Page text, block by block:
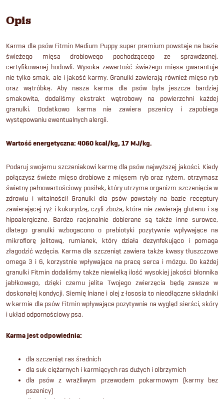
Opis
Karma dla psów Fitmin Medium Puppy super premium powstaje na bazie
świeżego mięsa drobiowego pochodzącego ze sprawdzonej,
certyfikowanej hodowli. Wysoka zawartość świeżego mięsa gwarantuje
nie tylko smak, ale i jakość karmy. Granulki zawierają również mięso ryb
oraz wątróbkę. Aby nasza karma dla psów była jeszcze bardziej
smakowita, dodaliśmy ekstrakt wątrobowy na powierzchni każdej
granulki. Dodatkowo karma nie zawiera pszenicy i zapobiega
występowaniu ewentualnych alergii.
Wartość energetyczna: 4060 kcal/kg, 17 MJ/kg.
Podaruj swojemu szczeniakowi karmę dla psów najwyższej jakości. Kiedy
połączysz świeże mięso drobiowe z mięsem ryb oraz ryżem, otrzymasz
świetny pełnowartościowy posiłek, który utrzyma organizm szczenięcia w
zdrowiu i witalności! Granulki dla psów powstały na bazie receptury
zawierającej ryż i kukurydzę, czyli zboża, które nie zawierają glutenu i są
hipoalergiczne. Bardzo racjonalnie dobierane są także inne surowce,
dlatego granulki wzbogacono o prebiotyki pozytywnie wpływające na
mikroflorę jelitową, rumianek, który działa dezynfekująco i pomaga
złagodzić wzdęcia. Karma dla szczeniąt zawiera także kwasy tłuszczowe
omega 3 i 6, korzystnie wpływające na pracę serca i mózgu. Do każdej
granulki Fitmin dodaliśmy także niewielką ilość wysokiej jakości błonnika
jabłkowego, dzięki czemu jelita Twojego zwierzęcia będą zawsze w
doskonałej kondycji. Siemię lniane i olej z łososia to nieodłączne składniki
w karmie dla psów Fitmin wpływające pozytywnie na wygląd sierści, skóry
i układ odpornościowy psa.
Karma jest odpowiednia:
dla szczeniąt ras średnich
dla suk ciężarnych i karmiących ras dużych i olbrzymich
dla psów z wrażliwym przewodem pokarmowym (karmy bez
pszenicy)